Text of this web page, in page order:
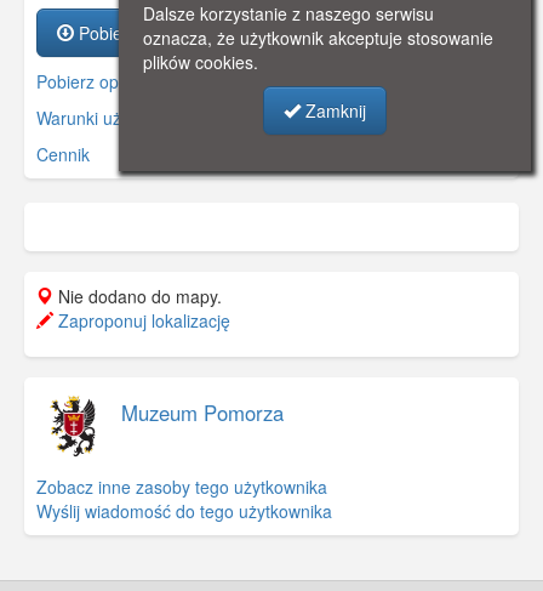
Pobierz zasób
Pobierz opis
Warunki używania zasobów.
Cennik
Nie dodano do mapy.
Zaproponuj lokalizację
Muzeum Pomorza
Zobacz inne zasoby tego użytkownika
Wyślij wiadomość do tego użytkownika
Dalsze korzystanie z naszego serwisu
oznacza, że użytkownik akceptuje stosowanie
plików cookies.
Zamknij